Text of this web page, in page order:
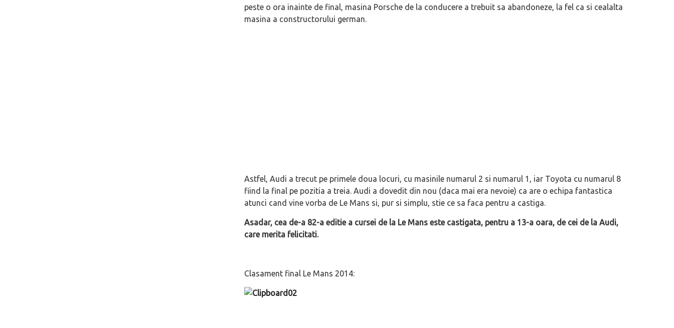
peste o ora inainte de final, masina Porsche de la conducere a trebuit sa abandoneze, la fel ca si cealalta
masina a constructorului german.
Astfel, Audi a trecut pe primele doua locuri, cu masinile numarul 2 si numarul 1, iar Toyota cu numarul 8
fiind la final pe pozitia a treia. Audi a dovedit din nou (daca mai era nevoie) ca are o echipa fantastica
atunci cand vine vorba de Le Mans si, pur si simplu, stie ce sa faca pentru a castiga.
Asadar, cea de-a 82-a editie a cursei de la Le Mans este castigata, pentru a 13-a oara, de cei de la Audi,
care merita felicitati.
Clasament final Le Mans 2014: